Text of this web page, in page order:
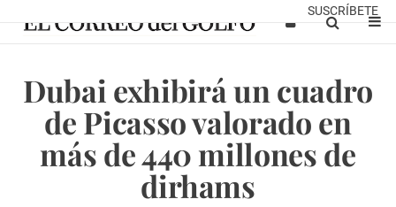
SUSCRÍBETE
Dubai exhibirá un cuadro
de Picasso valorado en
más de 440 millones de
dirhams